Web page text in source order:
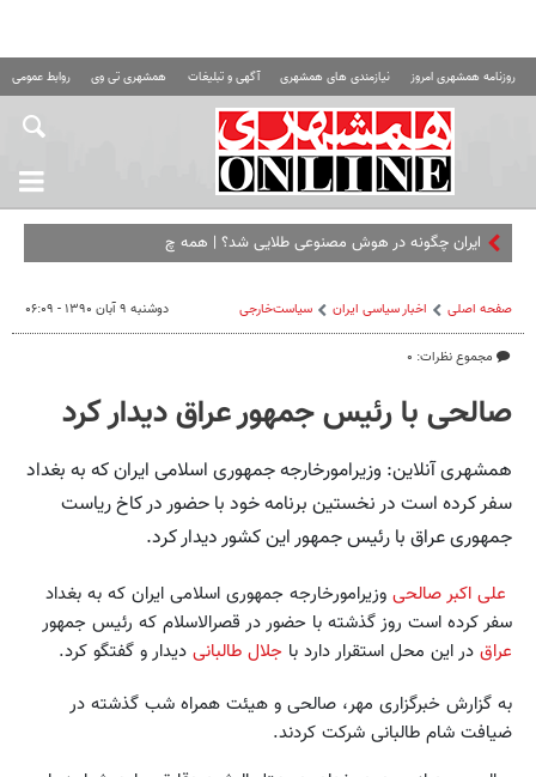
روزنامه همشهری امروز نیازمندی های همشهری آگهی و تبلیغات همشهری تی وی روابط عمومی
ایران چگونه در هوش مصنوعی طلایی شد؟ | همه چیز درباره المپ
صفحه اصلی اخبار سیاسی ایران سیاست‌خارجی
مجموع نظرات: ۰
دوشنبه ۹ آبان ۱۳۹۰ - ۰۶:۰۹
صالحی با رئیس جمهور عراق دیدار کرد
همشهری آنلاین: وزیرامورخارجه جمهوری اسلامی ایران که به بغداد
سفر کرده است در نخستین برنامه خود با حضور در کاخ ریاست
جمهوری عراق با رئیس جمهور این کشور دیدار کرد.
علی اکبر صالحی وزیرامورخارجه جمهوری اسلامی ایران که به بغداد
سفر کرده است روز گذشته با حضور در قصرالاسلام که رئیس جمهور
عراق در این محل استقرار دارد با جلال طالبانی دیدار و گفتگو کرد.
به گزارش خبرگزاری مهر، صالحی و هیئت همراه شب گذشته در
ضیافت شام طالبانی شرکت کردند.